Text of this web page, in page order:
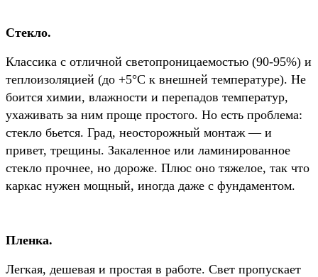
Стекло.
Классика с отличной светопроницаемостью (90-95%) и
теплоизоляцией (до +5°C к внешней температуре). Не
боится химии, влажности и перепадов температур,
ухаживать за ним проще простого. Но есть проблема:
стекло бьется. Град, неосторожный монтаж — и
привет, трещины. Закаленное или ламинированное
стекло прочнее, но дороже. Плюс оно тяжелое, так что
каркас нужен мощный, иногда даже с фундаментом.
Пленка.
Легкая, дешевая и простая в работе. Свет пропускает